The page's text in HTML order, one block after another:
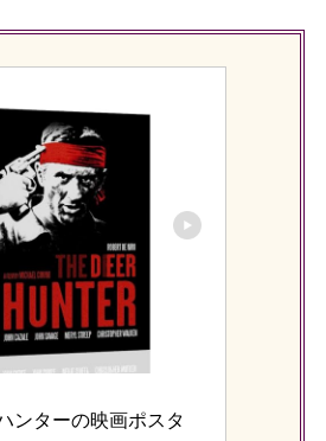
ンターの映画ポスタ